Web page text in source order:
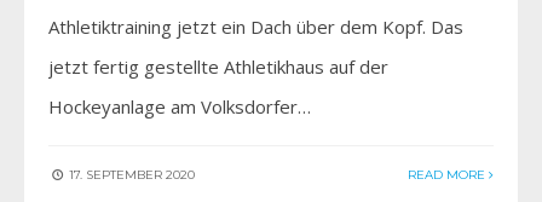
Athletiktraining jetzt ein Dach über dem Kopf. Das
jetzt fertig gestellte Athletikhaus auf der
Hockeyanlage am Volksdorfer…
17. SEPTEMBER 2020 READ MORE